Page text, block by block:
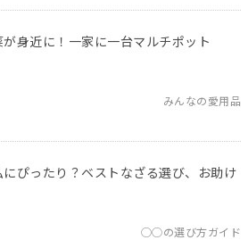
身近に！一家に一台マルチポット
みんなの愛用品
にぴったり？ベストなざる選び、お助け
◯◯の選び方ガイド